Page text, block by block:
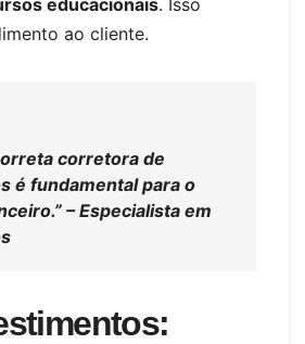
ao cliente.
corretora de
é fundamental para o
– Especialista em